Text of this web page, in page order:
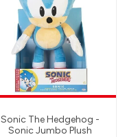
Sonic The Hedgehog -
Sonic Jumbo Plush